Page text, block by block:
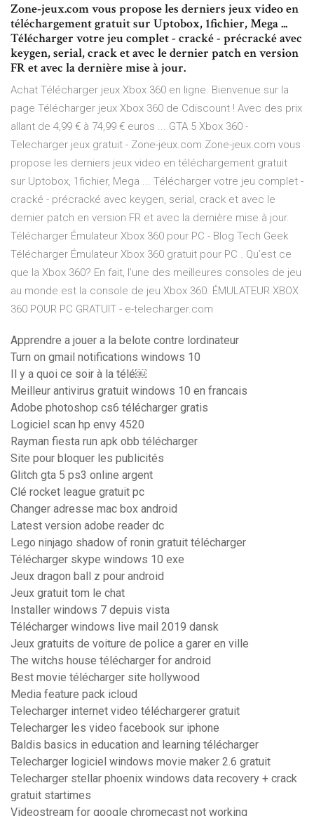
Zone-jeux.com vous propose les derniers jeux video en
téléchargement gratuit sur Uptobox, 1fichier, Mega ...
Télécharger votre jeu complet - cracké - précracké avec
keygen, serial, crack et avec le dernier patch en version
FR et avec la dernière mise à jour.
Achat Télécharger jeux Xbox 360 en ligne. Bienvenue sur la
page Télécharger jeux Xbox 360 de Cdiscount ! Avec des prix
allant de 4,99 € à 74,99 € euros ... GTA 5 Xbox 360 -
Telecharger jeux gratuit - Zone-jeux.com Zone-jeux.com vous
propose les derniers jeux video en téléchargement gratuit
sur Uptobox, 1fichier, Mega ... Télécharger votre jeu complet -
cracké - précracké avec keygen, serial, crack et avec le
dernier patch en version FR et avec la dernière mise à jour.
Télécharger Émulateur Xbox 360 pour PC - Blog Tech Geek
Télécharger Émulateur Xbox 360 gratuit pour PC . Qu’est ce
que la Xbox 360? En fait, l’une des meilleures consoles de jeu
au monde est la console de jeu Xbox 360. ÉMULATEUR XBOX
360 POUR PC GRATUIT - e-telecharger.com
Apprendre a jouer a la belote contre lordinateur
Turn on gmail notifications windows 10
Il y a quoi ce soir à la télé￼
Meilleur antivirus gratuit windows 10 en francais
Adobe photoshop cs6 télécharger gratis
Logiciel scan hp envy 4520
Rayman fiesta run apk obb télécharger
Site pour bloquer les publicités
Glitch gta 5 ps3 online argent
Clé rocket league gratuit pc
Changer adresse mac box android
Latest version adobe reader dc
Lego ninjago shadow of ronin gratuit télécharger
Télécharger skype windows 10 exe
Jeux dragon ball z pour android
Jeux gratuit tom le chat
Installer windows 7 depuis vista
Télécharger windows live mail 2019 dansk
Jeux gratuits de voiture de police a garer en ville
The witchs house télécharger for android
Best movie télécharger site hollywood
Media feature pack icloud
Telecharger internet video téléchargerer gratuit
Telecharger les video facebook sur iphone
Baldis basics in education and learning télécharger
Telecharger logiciel windows movie maker 2.6 gratuit
Telecharger stellar phoenix windows data recovery + crack
gratuit startimes
Videostream for google chromecast not working